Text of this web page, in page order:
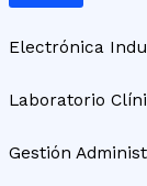
Electrónica
Laboratorio
Gestión